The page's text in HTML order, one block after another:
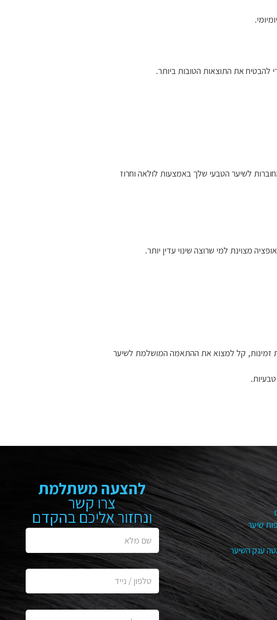
להבטיח את התוצאות הטובות ביותר.
לשיער הטבעי שלך באמצעות לולאה וחרוז
מצוינת למי שרוצה שינוי עדין יותר.
זמינות, קל למצוא את ההתאמה המושלמת לשיער
שיער
ענק השיער
להצעה משתלמת
צרו קשר
ונחזור אליכם בהקדם